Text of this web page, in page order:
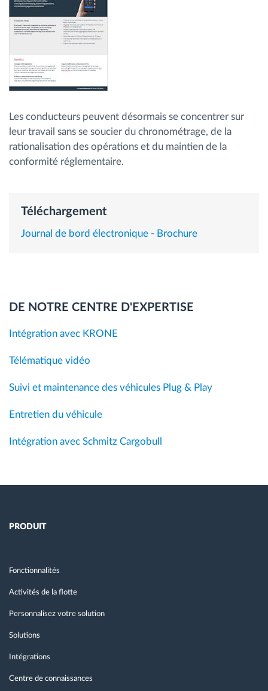
Gestion de carburant
Planification et suivi d'itinéraire
Identification automatique du conducteur
Découvrez toutes les caractéristiques
Les conducteurs peuvent désormais se concentrer sur
leur travail sans se soucier du chronométrage, de la
rationalisation des opérations et du maintien de la
conformité réglementaire.
Téléchargement
Journal de bord électronique - Brochure
DE NOTRE CENTRE D'EXPERTISE
Intégration avec KRONE
Télématique vidéo
Suivi et maintenance des véhicules Plug & Play
Entretien du véhicule
Intégration avec Schmitz Cargobull
PRODUIT
Fonctionnalités
Activités de la flotte
Personnalisez votre solution
Solutions
Intégrations
Centre de connaissances